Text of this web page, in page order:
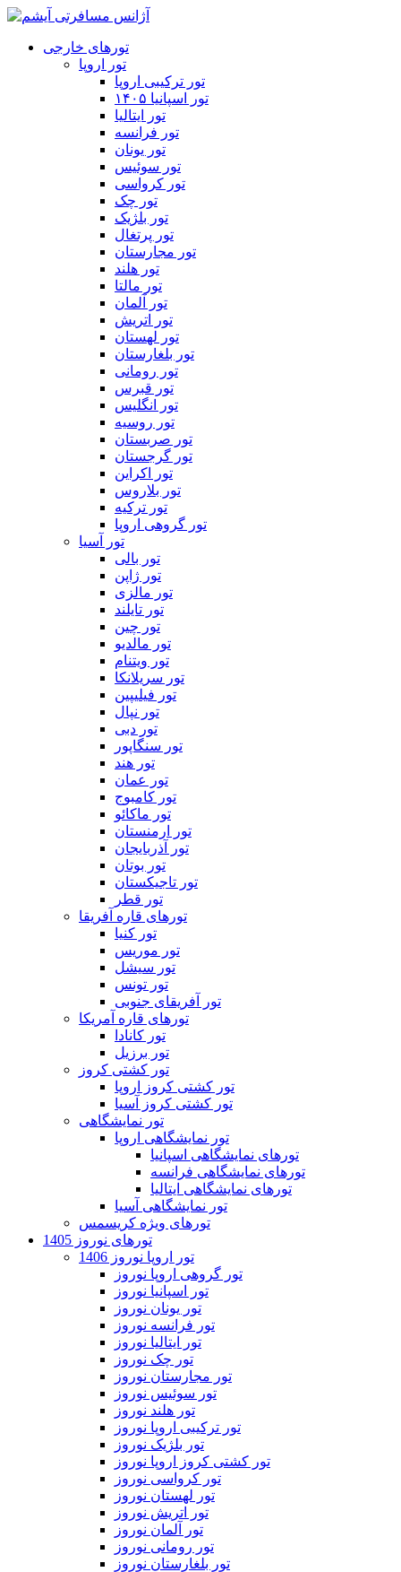
تورهای خارجی
تور اروپا
تور ترکیبی اروپا
تور اسپانیا ۱۴۰۵
تور ایتالیا
تور فرانسه
تور یونان
تور سوئیس
تور کرواسی
تور چک
تور بلژیک
تور پرتغال
تور مجارستان
تور هلند
تور مالتا
تور آلمان
تور اتریش
تور لهستان
تور بلغارستان
تور رومانی
تور قبرس
تور انگلیس
تور روسیه
تور صربستان
تور گرجستان
تور اکراین
تور بلاروس
تور ترکیه
تور گروهی اروپا
تور آسیا
تور بالی
تور ژاپن
تور مالزی
تور تایلند
تور چین
تور مالدیو
تور ویتنام
تور سریلانکا
تور فیلیپین
تور نپال
تور دبی
تور سنگاپور
تور هند
تور عمان
تور کامبوج
تور ماکائو
تور ارمنستان
تور آذربایجان
تور بوتان
تور تاجیکستان
تور قطر
تورهای قاره آفریقا
تور کنیا
تور موریس
تور سیشل
تور تونس
تور آفریقای جنوبی
تورهای قاره آمریکا
تور کانادا
تور برزیل
تور کشتی کروز
تور کشتی کروز اروپا
تور کشتی کروز آسیا
تور نمایشگاهی
تور نمایشگاهی اروپا
تورهای نمایشگاهی اسپانیا
تورهای نمایشگاهی فرانسه
تورهای نمایشگاهی ایتالیا
تور نمایشگاهی آسیا
تورهای ویژه کریسمس
تورهای نوروز 1405
تور اروپا نوروز 1406
تور گروهی اروپا نوروز
تور اسپانیا نوروز
تور یونان نوروز
تور فرانسه نوروز
تور ایتالیا نوروز
تور چک نوروز
تور مجارستان نوروز
تور سوئیس نوروز
تور هلند نوروز
تور ترکیبی اروپا نوروز
تور بلژیک نوروز
تور کشتی کروز اروپا نوروز
تور کرواسی نوروز
تور لهستان نوروز
تور اتریش نوروز
تور آلمان نوروز
تور رومانی نوروز
تور بلغارستان نوروز